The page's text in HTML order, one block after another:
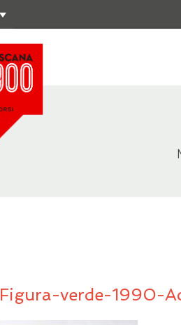
Figura-verde-1990-